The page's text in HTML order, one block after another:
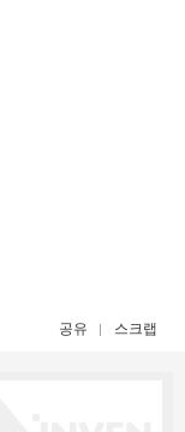
공유 스크랩